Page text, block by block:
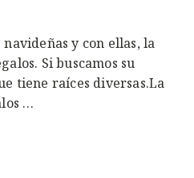
y con ellas, la
Si buscamos su
tiene raíces diversas.La
…